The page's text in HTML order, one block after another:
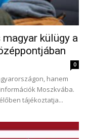
magyar külügy a
0
hanem
Moszkvába.
tájékoztatja...